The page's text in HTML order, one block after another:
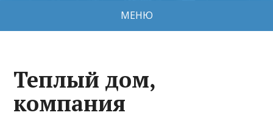
МЕНЮ
Теплый дом,
компания